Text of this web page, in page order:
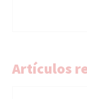
Artículos